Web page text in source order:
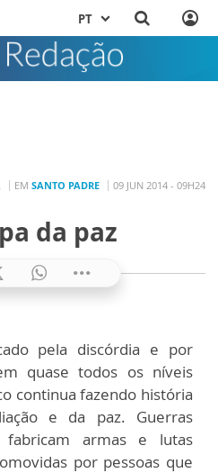
PT
EM SANTO PADRE 09 JUN 2014 - 09H24
da paz
pela discórdia e por
quase todos os níveis
continua fazendo história
e da paz. Guerras
armas e lutas
por pessoas que